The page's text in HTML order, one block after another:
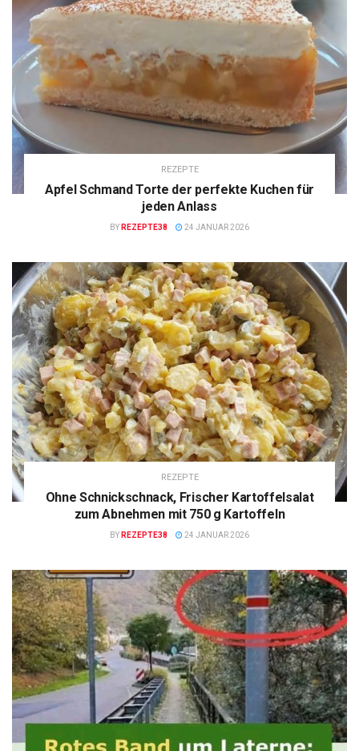
REZEPTE
Apfel Schmand Torte der perfekte Kuchen für
jeden Anlass
BY REZEPTE38 24 JANUAR 2026
REZEPTE
Ohne Schnickschnack, Frischer Kartoffelsalat
zum Abnehmen mit 750 g Kartoffeln
BY REZEPTE38 24 JANUAR 2026